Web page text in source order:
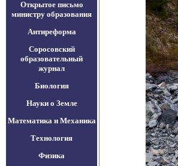
Открытое письмо
министру образования
Антиреформа
Соросовский
образовательный
журнал
Биология
Науки о Земле
Математика и Механика
Технология
Физика